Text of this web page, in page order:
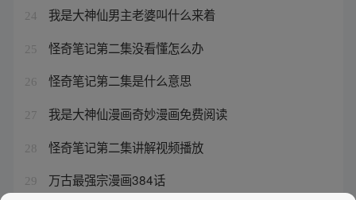
24 我是大神仙男主老婆叫什么来着
25 怪奇笔记第二集没看懂怎么办
26 怪奇笔记第二集是什么意思
27 我是大神仙漫画奇妙漫画免费阅读
28 怪奇笔记第二集讲解视频播放
29 万古最强宗漫画384话